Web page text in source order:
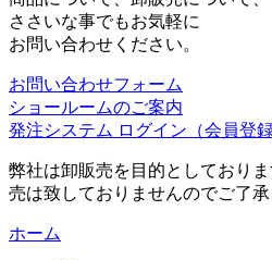
ささいな事でもお気軽に
お問い合わせください。
お問い合わせフォーム
ショールームのご案内
発注システム ログイン （会員登
弊社は卸販売を目的としており
売は致しておりませんのでご了承
ホーム